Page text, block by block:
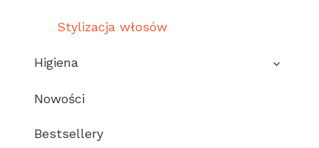
Stylizacja włosów
Higiena
Nowości
Bestsellery